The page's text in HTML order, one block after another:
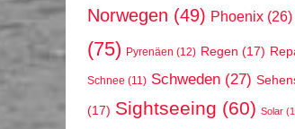
Norwegen (49) Phoenix (26)
(75) Pyrenäen (12) Regen (17)
Schnee (11) Schweden (27)
(17) Sightseeing (60) Solar